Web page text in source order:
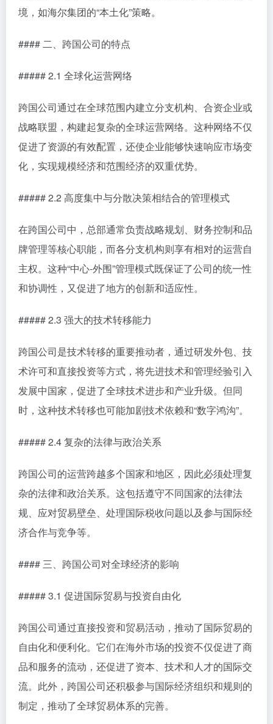
境，如海尔集团的“本土化”策略。
#### 二、跨国公司的特点
##### 2.1 全球化运营网络
跨国公司通过在全球范围内建立分支机构、合资企业或
战略联盟，构建起复杂的全球运营网络。这种网络不仅
促进了资源的有效配置，还使企业能够快速响应市场变
化，实现规模经济和范围经济的双重优势。
##### 2.2 高度集中与分散决策相结合的管理模式
在跨国公司中，总部通常负责战略规划、财务控制和品
牌管理等核心职能，而各分支机构则享有相对的运营自
主权。这种“中心-外围”管理模式既保证了公司的统一性
和协调性，又促进了地方的创新和适应性。
##### 2.3 强大的技术转移能力
跨国公司是技术转移的重要推动者，通过研发外包、技
术许可和直接投资等方式，将先进技术和管理经验引入
发展中国家，促进了全球技术进步和产业升级。但同
时，这种技术转移也可能加剧技术依赖和“数字鸿沟”。
##### 2.4 复杂的法律与政治关系
跨国公司的运营跨越多个国家和地区，因此必须处理复
杂的法律和政治关系。这包括遵守不同国家的法律法
规、应对贸易壁垒、处理国际税收问题以及参与国际经
济合作与竞争等。
#### 三、跨国公司对全球经济的影响
##### 3.1 促进国际贸易与投资自由化
跨国公司通过直接投资和贸易活动，推动了国际贸易的
自由化和便利化。它们在海外市场的投资不仅促进了商
品和服务的流动，还促进了资本、技术和人才的国际交
流。此外，跨国公司还积极参与国际经济组织和规则的
制定，推动了全球贸易体系的完善。